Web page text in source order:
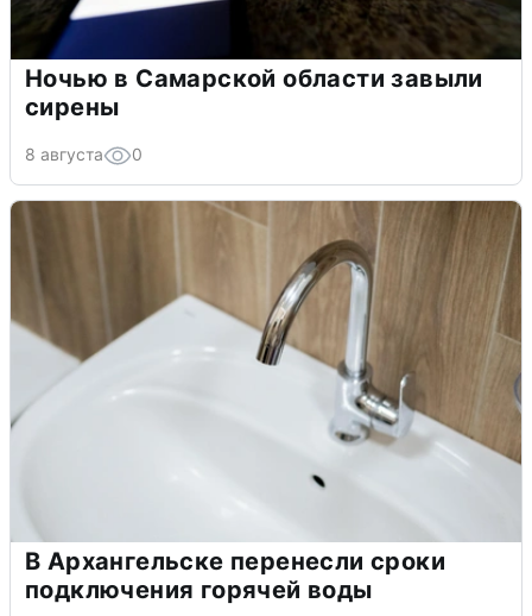
Ночью в Самарской области завыли
сирены
8 августа 0
В Архангельске перенесли сроки
подключения горячей воды